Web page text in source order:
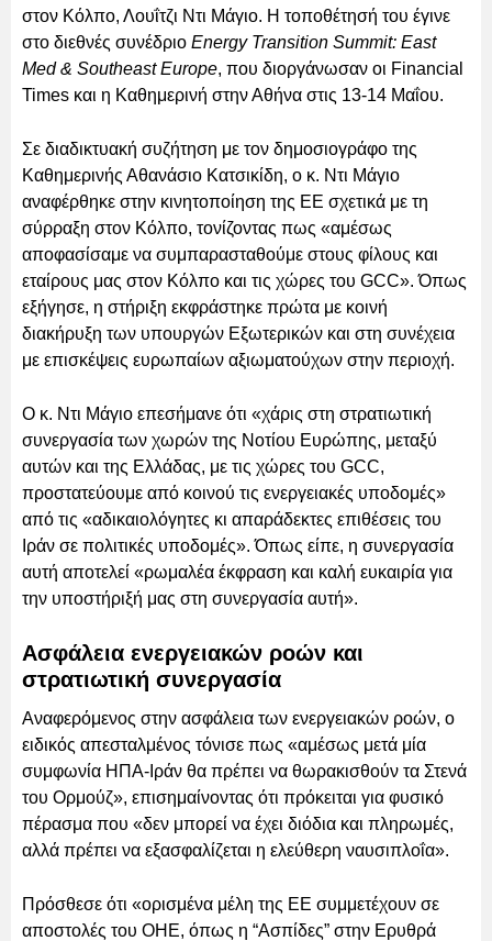
στον Κόλπο, Λουΐτζι Ντι Μάγιο. Η τοποθέτησή του έγινε
στο διεθνές συνέδριο Energy Transition Summit: East
Med & Southeast Europe, που διοργάνωσαν οι Financial
Times και η Καθημερινή στην Αθήνα στις 13-14 Μαΐου.
Σε διαδικτυακή συζήτηση με τον δημοσιογράφο της
Καθημερινής Αθανάσιο Κατσικίδη, ο κ. Ντι Μάγιο
αναφέρθηκε στην κινητοποίηση της ΕΕ σχετικά με τη
σύρραξη στον Κόλπο, τονίζοντας πως «αμέσως
αποφασίσαμε να συμπαρασταθούμε στους φίλους και
εταίρους μας στον Κόλπο και τις χώρες του GCC». Όπως
εξήγησε, η στήριξη εκφράστηκε πρώτα με κοινή
διακήρυξη των υπουργών Εξωτερικών και στη συνέχεια
με επισκέψεις ευρωπαίων αξιωματούχων στην περιοχή.
Ο κ. Ντι Μάγιο επεσήμανε ότι «χάρις στη στρατιωτική
συνεργασία των χωρών της Νοτίου Ευρώπης, μεταξύ
αυτών και της Ελλάδας, με τις χώρες του GCC,
προστατεύουμε από κοινού τις ενεργειακές υποδομές»
από τις «αδικαιολόγητες κι απαράδεκτες επιθέσεις του
Ιράν σε πολιτικές υποδομές». Όπως είπε, η συνεργασία
αυτή αποτελεί «ρωμαλέα έκφραση και καλή ευκαιρία για
την υποστήριξή μας στη συνεργασία αυτή».
Ασφάλεια ενεργειακών ροών και
στρατιωτική συνεργασία
Αναφερόμενος στην ασφάλεια των ενεργειακών ροών, ο
ειδικός απεσταλμένος τόνισε πως «αμέσως μετά μία
συμφωνία ΗΠΑ-Ιράν θα πρέπει να θωρακισθούν τα Στενά
του Ορμούζ», επισημαίνοντας ότι πρόκειται για φυσικό
πέρασμα που «δεν μπορεί να έχει διόδια και πληρωμές,
αλλά πρέπει να εξασφαλίζεται η ελεύθερη ναυσιπλοΐα».
Πρόσθεσε ότι «ορισμένα μέλη της ΕΕ συμμετέχουν σε
αποστολές του ΟΗΕ, όπως η “Ασπίδες” στην Ερυθρά